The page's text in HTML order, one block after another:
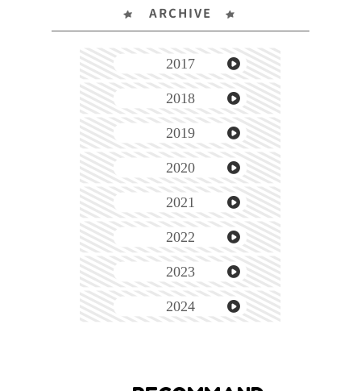
ARCHIVE
2017
2018
2019
2020
2021
2022
2023
2024